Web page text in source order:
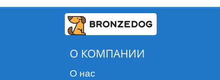
более безопасной и увлекательной.
Выбор ошейника для собаки довольно важный
момент как для хозяина, так и для питомца. Для
нужно правильно подобрать ошейник по размеру,
ошейник для повседневных прогулок, дрессировки
О КОМПАНИИ
О нас